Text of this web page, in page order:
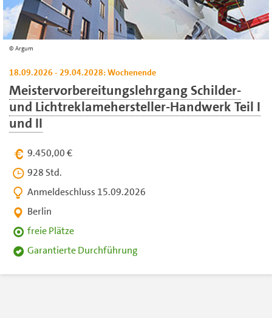
Argum
18.09.2026 - 29.04.2028: Wochenende
Meistervorbereitungslehrgang Schilder-
und Lichtreklamehersteller-Handwerk Teil I
und II
9.450,00 €
928 Std.
Anmeldeschluss 15.09.2026
Berlin
freie Plätze
Garantierte Durchführung